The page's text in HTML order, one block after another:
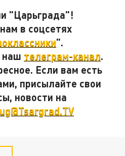
"Царьграда"!
в соцсетях
".
наш телеграм-канал.
Если вам есть
присылайте свои
новости на
ug@Tsargrad.TV